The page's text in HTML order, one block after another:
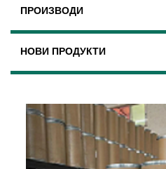
ПРОИЗВОДИ
НОВИ ПРОДУКТИ